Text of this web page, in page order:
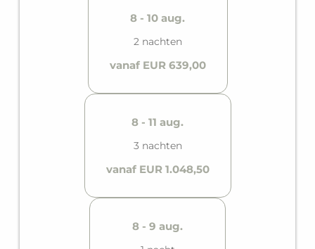
8 - 10 aug.
2 nachten
vanaf EUR 639,00
8 - 11 aug.
3 nachten
vanaf EUR 1.048,50
8 - 9 aug.